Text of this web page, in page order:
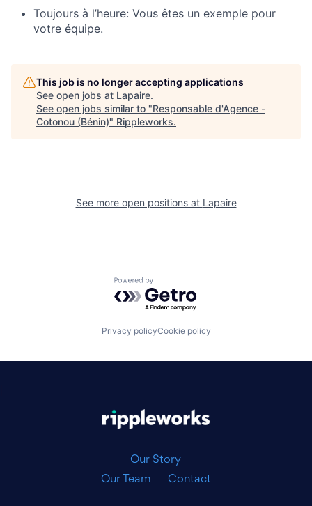
Toujours à l’heure: Vous êtes un exemple pour
votre équipe.
This job is no longer accepting applications
See open jobs at Lapaire.
See open jobs similar to "Responsable d'Agence -
Cotonou (Bénin)" Rippleworks.
See more open positions at Lapaire
Powered by Getro.com
Privacy policyCookie policy
Our Story
Our Team
Contact